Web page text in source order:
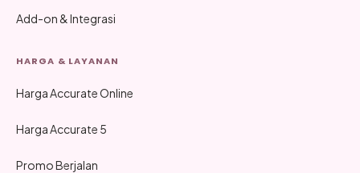
Add-on & Integrasi
HARGA & LAYANAN
Harga Accurate Online
Harga Accurate 5
Promo Berjalan